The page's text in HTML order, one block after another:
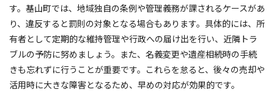
す。基山町では、地域独自の条例や管理義務が課されるケースがあ
り、違反すると罰則の対象となる場合もあります。具体的には、所
有者として定期的な維持管理や行政への届け出を行い、近隣トラ
ブルの予防に努めましょう。また、名義変更や遺産相続時の手続
きも忘れずに行うことが重要です。これらを怠ると、後々の売却や
活用時に大きな障害となるため、早めの対応が効果的です。